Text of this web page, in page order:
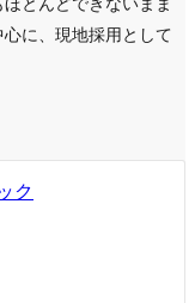
に、現地採用として